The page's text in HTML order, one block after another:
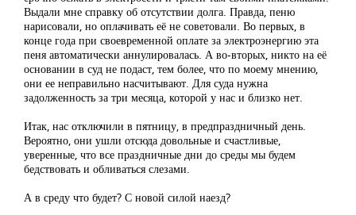
Выдали мне справку об отсутствии долга. Правда, пеню
нарисовали, но оплачивать её не советовали. Во первых, в
конце года при своевременной оплате за электроэнергию эта
пеня автоматически аннулировалась. А во-вторых, никто на её
основании в суд не подаст, тем более, что по моему мнению,
они ее неправильно насчитывают. Для суда нужна
задолженность за три месяца, которой у нас и близко нет.
Итак, нас отключили в пятницу, в предпраздничный день.
Вероятно, они ушли отсюда довольные и счастливые,
уверенные, что все праздничные дни до среды мы будем
бедствовать и обливаться слезами.
А в среду что будет? С новой силой наезд?